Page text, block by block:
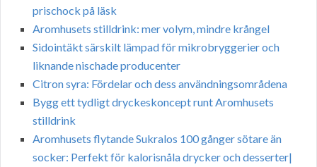
prischock på läsk
Aromhusets stilldrink: mer volym, mindre krångel
Sidointäkt särskilt lämpad för mikrobryggerier och
liknande nischade producenter
Citron syra: Fördelar och dess användningsområdena
Bygg ett tydligt dryckeskoncept runt Aromhusets
stilldrink
Aromhusets flytande Sukralos 100 gånger sötare än
socker: Perfekt för kalorisnåla drycker och desserter|